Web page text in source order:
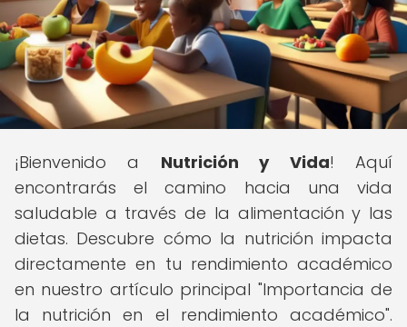
¡Bienvenido a Nutrición y Vida! Aquí
encontrarás el camino hacia una vida
saludable a través de la alimentación y las
dietas. Descubre cómo la nutrición impacta
directamente en tu rendimiento académico
en nuestro artículo principal "Importancia de
la nutrición en el rendimiento académico".